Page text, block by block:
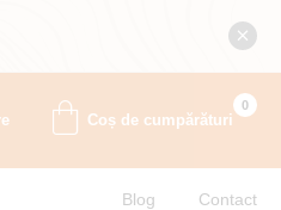
Coș de cumpărături
0
Blog Contact